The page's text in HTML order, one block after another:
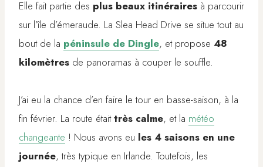
Elle fait partie des plus beaux itinéraires à parcourir
sur l’île d’émeraude. La Slea Head Drive se situe tout au
bout de la péninsule de Dingle, et propose 48
kilomètres de panoramas à couper le souffle.
J’ai eu la chance d’en faire le tour en basse-saison, à la
fin février. La route étaittrès calme, et la météo
changeante ! Nous avons eu les 4 saisons en une
journée, très typique en Irlande. Toutefois, les